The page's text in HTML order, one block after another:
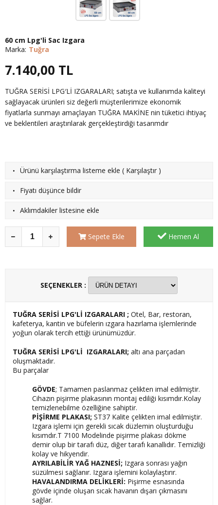
60 cm Lpg'li Sac Izgara
Marka: Tuğra
7.140,00 TL
TUĞRA SERİSİ LPG′Lİ IZGARALARI; satışta ve kullanımda kaliteyi
sağlayacak ürünleri siz değerli müşterilerimize ekonomik
fiyatlarla sunmayı amaçlayan TUĞRA MAKİNE nin tüketici ihtiyaç
ve beklentileri araştırılarak gerçekleştirdiği tasarımdır
· Ürünü karşılaştırma listeme ekle ( Karşılaştır )
· Fiyatı düşünce bildir
· Aklımdakiler listesine ekle
Sepete Ekle Hemen Al
SEÇENEKLER :
TUĞRA SERİSİ LPG'Lİ IZGARALARI ; Otel, Bar, restoran,
kafeterya, kantin ve büfelerin ızgara hazırlama işlemlerinde
yoğun olarak tercih ettiği ürünümüzdür.
TUĞRA SERİSİ LPG'Lİ IZGARALARI; altı ana parçadan
oluşmaktadır.
Bu parçalar
GÖVDE; Tamamen paslanmaz çelikten imal edilmiştir.
Cihazın pişirme plakasının montaj ediliği kısımdır.Kolay
temizlenebilme özelliğine sahiptir.
PİŞİRME PLAKASI; ST37 Kalite çelikten imal edilmiştir.
Izgara işlemi için gerekli sıcak düzlemin oluşturduğu
kısımdır.T 7100 Modelinde pişirme plakası dökme
demir olup bir tarafı düz, diğer tarafı kanallıdır. Temizliği
kolay ve hikyendir.
AYRILABİLİR YAĞ HAZNESİ; Izgara sonrası yağın
süzülmesi sağlanır. Izgara işlemini kolaylaştırır.
HAVALANDIRMA DELİKLERİ: Pişirme esnasında
gövde içinde oluşan sıcak havanın dışarı çıkmasını
sağlar.